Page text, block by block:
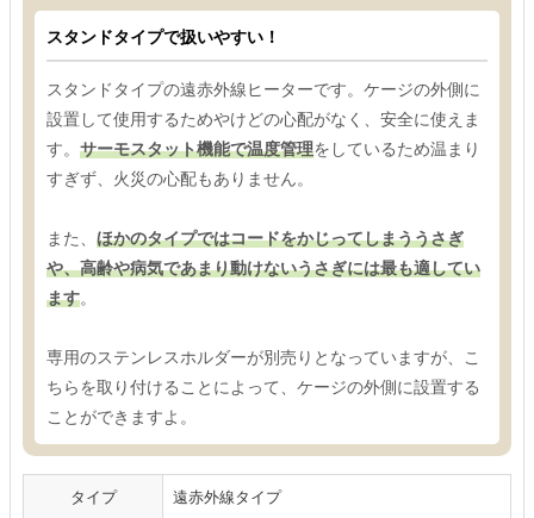
スタンドタイプで扱いやすい！
スタンドタイプの遠赤外線ヒーターです。ケージの外側に
設置して使用するためやけどの心配がなく、安全に使えま
す。 サーモスタット機能で温度管理をしているため温まり
すぎず、火災の心配もありません。
また、 ほかのタイプではコードをかじってしまううさぎ
や、高齢や病気であまり動けないうさぎには最も適してい
ます。
専用のステンレスホルダーが別売りとなっていますが、こ
ちらを取り付けることによって、ケージの外側に設置する
ことができますよ。
タイプ 遠赤外線タイプ